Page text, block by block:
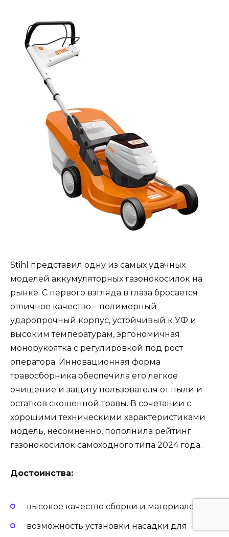
Stihl представил одну из самых удачных
моделей аккумуляторных газонокосилок на
рынке. С первого взгляда в глаза бросается
отличное качество – полимерный
ударопрочный корпус, устойчивый к УФ и
высоким температурам, эргономичная
монорукоятка с регулировкой под рост
оператора. Инновационная форма
травосборника обеспечила его легкое
очищение и защиту пользователя от пыли и
остатков скошенной травы. В сочетании с
хорошими техническими характеристиками
модель, несомненно, пополнила рейтинг
газонокосилок самоходного типа 2024 года.
Достоинства:
высокое качество сборки и материалов;
возможность установки насадки для